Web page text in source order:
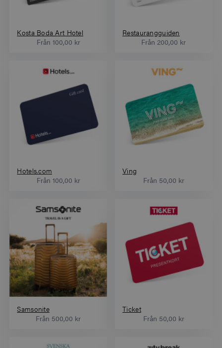
Kosta Boda Art Hotel
Från 100,00 kr
Restaurangguiden
Från 200,00 kr
Hotels.com
Från 100,00 kr
Ving
Från 50,00 kr
Samsonite
Från 500,00 kr
Ticket
Från 50,00 kr